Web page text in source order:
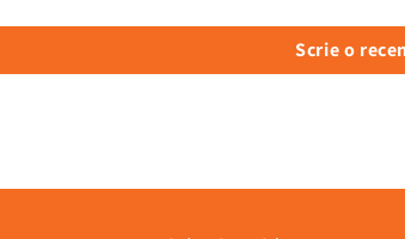
Scrie o